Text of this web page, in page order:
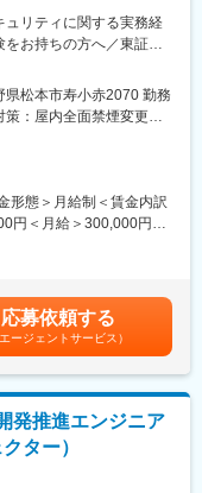
ロジェクター、水晶デバ
品を多数保有し、強固な
域があるため、将来的
リアの幅を広げられる
日数16.7日／平均残業時
た働き方が可能な環境
13,000円/月の自己負担で
円/月の自己負担で入居可
になるまでのどちらか
全額負担
ュリティに関する実務経
お持ちの方へ／東証プ
グローバルでの製品セキ
制対応など、セイコー
がミッションとなりま
ス法）対応に向けた全社
管理、報告義務、脆弱
理等）の理解と社内展
く体制構築
、法務など）との連携
県松本市寿小赤2070 勤務
：屋内全面禁煙変更の
形態＞月給制＜賃金内訳
円＜月給＞300,000円～
にてお伝えいたしま
12月）賃金はあくまで
る可能性があります。
応募依頼する
エージェントサービス）
発推進エンジニア
ター）